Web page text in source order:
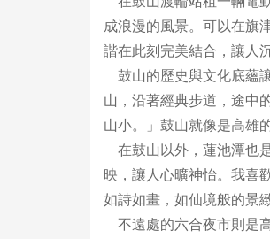
成浪漫的風景。可以在旗
諧在此刻完美結合，讓人沉
鼓山的歷史與文化底蘊
山，沿著經典步道，途中
山小。」鼓山就像是高雄
在鼓山以外，蓮池潭也
映，讓人心曠神怡。我喜
如詩如畫，如仙境般的景
不遠處的六合夜市則是